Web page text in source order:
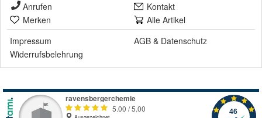
Anrufen
Kontakt
Merken
Alle Artikel
Impressum
AGB & Datenschutz
Widerrufsbelehrung